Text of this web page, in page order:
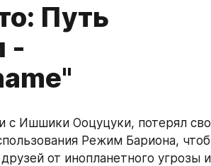
Путь
-
Режим Бариона,
от инопланетного угрозы и